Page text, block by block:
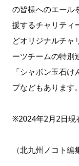
の皆様へのエール
援するチャリティ
どオリジナルチャ
ーツチームの特別
「シャボン玉石
プなどもあります。
※2024年2月2日現
（北九州ノコト編